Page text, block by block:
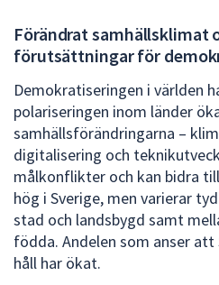
Förändrat samhällsklimat
förutsättningar för
Demokratiseringen i världen
polariseringen inom länder
samhällsförändringarna –
digitalisering och
målkonflikter och kan bidra
hög i Sverige, men varierar
stad och landsbygd samt
födda. Andelen som anser
håll har ökat.